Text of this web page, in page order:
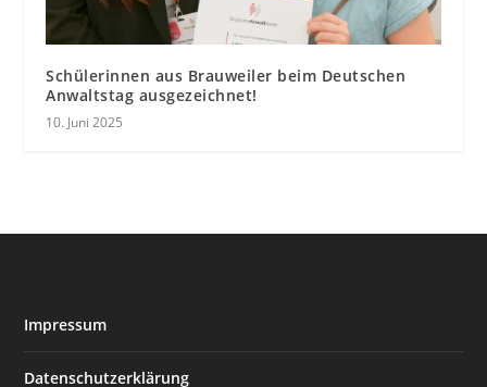
Schülerinnen aus Brauweiler beim Deutschen
Anwaltstag ausgezeichnet!
10. Juni 2025
Impressum
Datenschutzerklärung